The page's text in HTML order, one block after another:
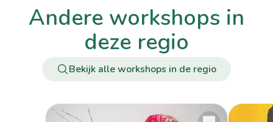
andere workshops in
deze regio
Bekijk alle workshops in de regio